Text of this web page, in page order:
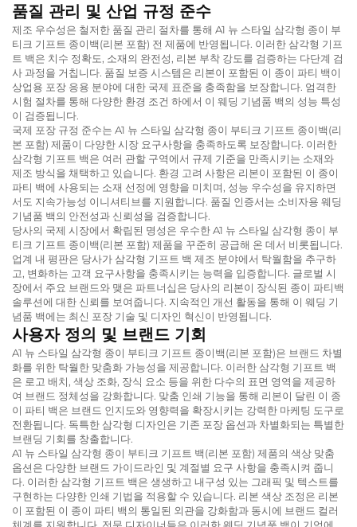
품질 관리 및 산업 규정 준수
제조 우수성은 철저한 품질 관리 절차를 통해 A1 뉴 스타일 삼각형 종이 부
티크 기프트 종이백(리본 포함) 전 제품에 반영됩니다. 이러한 삼각형 기프
트 백은 치수 정확도, 소재의 완전성, 리본 부착 강도를 검증하는 다단계 검
사 과정을 거칩니다. 품질 보증 시스템은 리본이 포함된 이 종이 파티 백이
상업용 포장 응용 분야에 대한 국제 표준을 충족함을 보장합니다. 엄격한
시험 절차를 통해 다양한 환경 조건 하에서 이 웨딩 기념품 백의 성능 특성
이 검증됩니다.
국제 포장 규정 준수는 A1 뉴 스타일 삼각형 종이 부티크 기프트 종이백(리
본 포함) 제품이 다양한 시장 요구사항을 충족하도록 보장합니다. 이러한
삼각형 기프트 백은 여러 관할 구역에서 규제 기준을 만족시키는 소재와
제조 방식을 채택하고 있습니다. 환경 고려 사항은 리본이 포함된 이 종이
파티 백에 사용되는 소재 선정에 영향을 미치며, 성능 우수성을 유지하면
서도 지속가능성 이니셔티브를 지원합니다. 품질 인증서는 소비자용 웨딩
기념품 백의 안전성과 신뢰성을 검증합니다.
당사의 국제 시장에서 확립된 명성은 우수한 A1 뉴 스타일 삼각형 종이 부
티크 기프트 종이백(리본 포함) 제품을 꾸준히 공급해 온 데서 비롯됩니다.
업계 내 평판은 당사가 삼각형 기프트 백 제조 분야에서 탁월함을 추구하
고, 변화하는 고객 요구사항을 충족시키는 능력을 입증합니다. 글로벌 시
장에서 주요 브랜드와 맺은 파트너십은 당사의 리본이 장식된 종이 파티백
솔루션에 대한 신뢰를 보여줍니다. 지속적인 개선 활동을 통해 이 웨딩 기
념품 백에는 최신 포장 기술 및 디자인 혁신이 반영됩니다.
사용자 정의 및 브랜드 기회
A1 뉴 스타일 삼각형 종이 부티크 기프트 종이백(리본 포함)은 브랜드 차별
화를 위한 탁월한 맞춤화 가능성을 제공합니다. 이러한 삼각형 기프트 백
은 로고 배치, 색상 조화, 장식 요소 등을 위한 다수의 표면 영역을 제공하
여 브랜드 정체성을 강화합니다. 맞춤 인쇄 기능을 통해 리본이 달린 이 종
이 파티 백은 브랜드 인지도와 영향력을 확장시키는 강력한 마케팅 도구로
전환됩니다. 독특한 삼각형 디자인은 기존 포장 옵션과 차별화되는 특별한
브랜딩 기회를 창출합니다.
A1 뉴 스타일 삼각형 종이 부티크 기프트 백(리본 포함) 제품의 색상 맞춤
옵션은 다양한 브랜드 가이드라인 및 계절별 요구 사항을 충족시켜 줍니
다. 이러한 삼각형 기프트 백은 생생하고 내구성 있는 그래픽 및 텍스트를
구현하는 다양한 인쇄 기법을 적용할 수 있습니다. 리본 색상 조정은 리본
이 포함된 이 종이 파티 백의 통일된 외관을 강화함과 동시에 브랜드 컬러